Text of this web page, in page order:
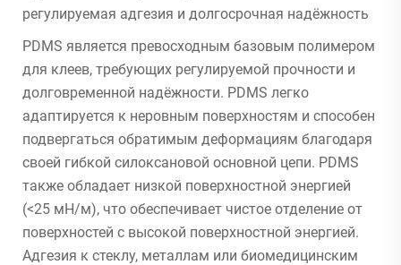
регулируемая адгезия и долгосрочная надёжность
PDMS является превосходным базовым полимером
для клеев, требующих регулируемой прочности и
долговременной надёжности. PDMS легко
адаптируется к неровным поверхностям и способен
подвергаться обратимым деформациям благодаря
своей гибкой силоксановой основной цепи. PDMS
также обладает низкой поверхностной энергией
(<25 мН/м), что обеспечивает чистое отделение от
поверхностей с высокой поверхностной энергией.
Адгезия к стеклу, металлам или биомедицинским